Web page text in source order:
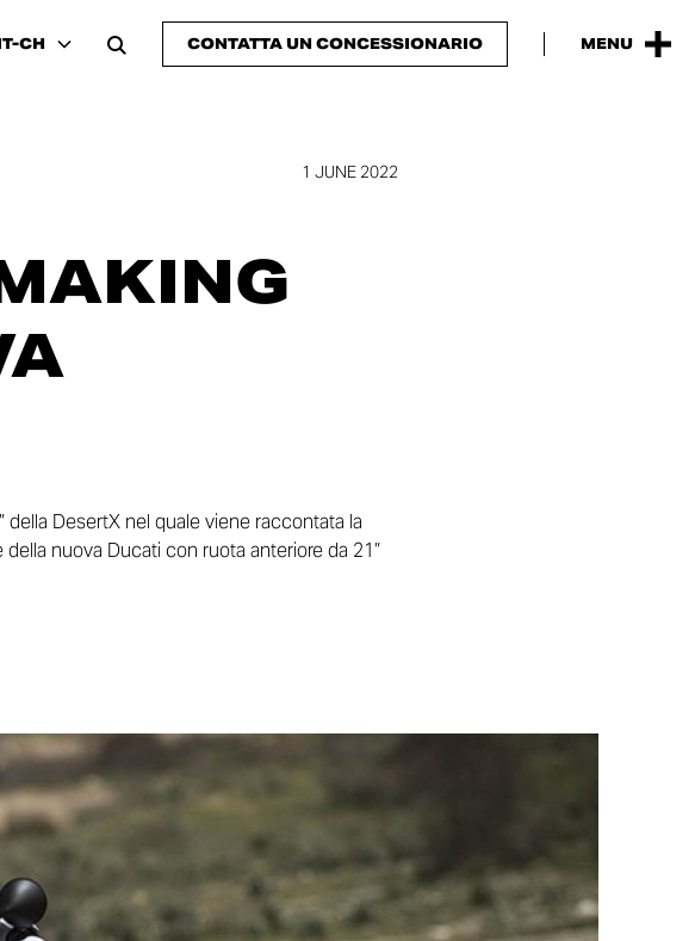
CH CONTATTA UN CONCESSIONARIO MENU
1 JUNE 2022
della DesertX nel quale viene raccontata la
nuova Ducati con ruota anteriore da 21”